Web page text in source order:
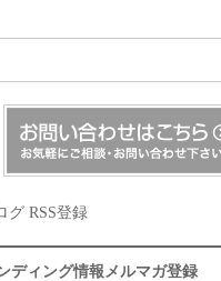
グ RSS登録
ディング情報メルマガ登録